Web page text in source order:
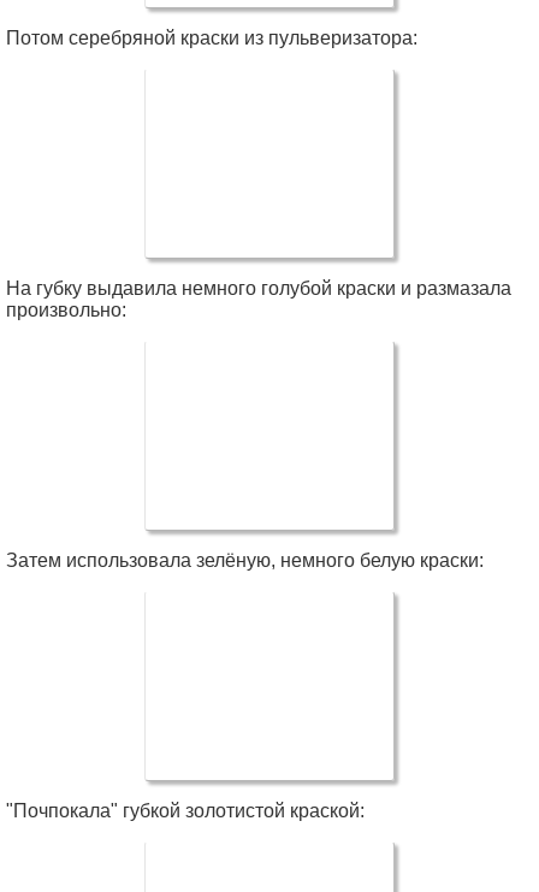
Потом серебряной краски из пульверизатора:
На губку выдавила немного голубой краски и размазала
произвольно:
Затем использовала зелёную, немного белую краски:
"Почпокала" губкой золотистой краской: